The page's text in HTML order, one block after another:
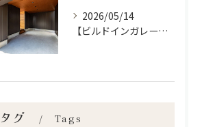
2026/05/14
【ビルドインガレージの魅力】宮崎市で新築•リノベーション| mikiデザインハウス
タグ Tags